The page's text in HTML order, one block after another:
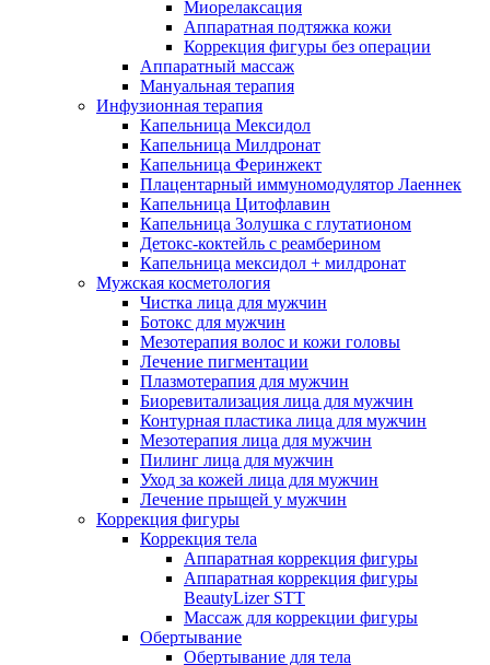
Миорелаксация
Аппаратная подтяжка кожи
Коррекция фигуры без операции
Аппаратный массаж
Мануальная терапия
Инфузионная терапия
Капельница Мексидол
Капельница Милдронат
Капельница Феринжект
Плацентарный иммуномодулятор Лаеннек
Капельница Цитофлавин
Капельница Золушка с глутатионом
Детокс-коктейль с реамберином
Капельница мексидол + милдронат
Мужская косметология
Чистка лица для мужчин
Ботокс для мужчин
Мезотерапия волос и кожи головы
Лечение пигментации
Плазмотерапия для мужчин
Биоревитализация лица для мужчин
Контурная пластика лица для мужчин
Мезотерапия лица для мужчин
Пилинг лица для мужчин
Уход за кожей лица для мужчин
Лечение прыщей у мужчин
Коррекция фигуры
Коррекция тела
Аппаратная коррекция фигуры
Аппаратная коррекция фигуры
BeautyLizer STT
Массаж для коррекции фигуры
Обертывание
Обертывание для тела